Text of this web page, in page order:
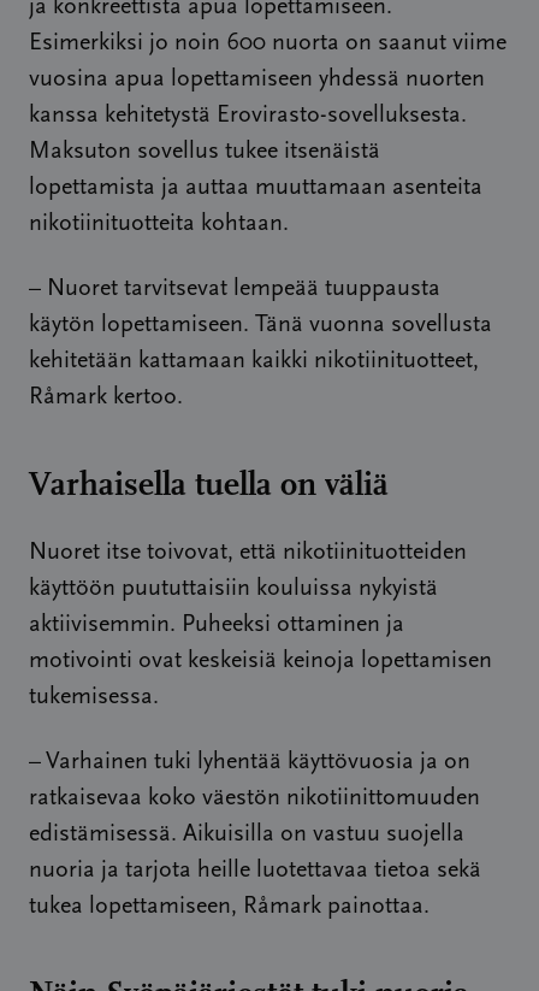
ja konkreettista apua lopettamiseen.
Esimerkiksi jo noin 600 nuorta on saanut viime
vuosina apua lopettamiseen yhdessä nuorten
kanssa kehitetystä Erovirasto-sovelluksesta.
Maksuton sovellus tukee itsenäistä
lopettamista ja auttaa muuttamaan asenteita
nikotiinituotteita kohtaan.
– Nuoret tarvitsevat lempeää tuuppausta
käytön lopettamiseen. Tänä vuonna sovellusta
kehitetään kattamaan kaikki nikotiinituotteet,
Råmark kertoo.
Varhaisella tuella on väliä
Nuoret itse toivovat, että nikotiinituotteiden
käyttöön puututtaisiin kouluissa nykyistä
aktiivisemmin. Puheeksi ottaminen ja
motivointi ovat keskeisiä keinoja lopettamisen
tukemisessa.
– Varhainen tuki lyhentää käyttövuosia ja on
ratkaisevaa koko väestön nikotiinittomuuden
edistämisessä. Aikuisilla on vastuu suojella
nuoria ja tarjota heille luotettavaa tietoa sekä
tukea lopettamiseen, Råmark painottaa.